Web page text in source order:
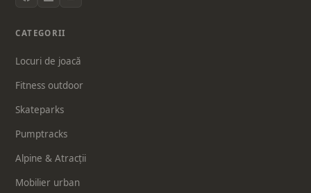
CATEGORII
Locuri de joacă
Fitness outdoor
Skateparks
Pumptracks
Alpine & Atracții
Mobilier urban